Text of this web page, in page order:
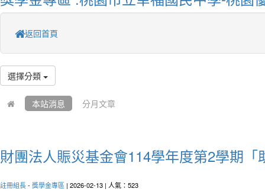
返回首頁
選擇分類
本站消息 分月文章
財團法人賑災基金會114學年度第2學期「
註冊組長- 獎學金專區 | 2026-02-13 | 人氣：523